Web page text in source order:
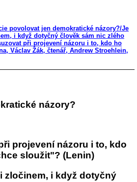
povolovat jen demokratické názory?/Je
i když dotyčný člověk sám nic zlého
při projevení názoru i to, kdo ho
Václav Žák, čtenář, Andrew Stroehlein,
názory?
projevení názoru i to, kdo
sloužit"? (Lenin)
zločinem, i když dotyčný